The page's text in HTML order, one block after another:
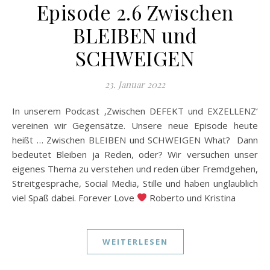
Episode 2.6 Zwischen
BLEIBEN und
SCHWEIGEN
23. Januar 2022
In unserem Podcast ‚Zwischen DEFEKT und EXZELLENZ‘
vereinen wir Gegensätze. Unsere neue Episode heute
heißt … Zwischen BLEIBEN und SCHWEIGEN What? Dann
bedeutet Bleiben ja Reden, oder? Wir versuchen unser
eigenes Thema zu verstehen und reden über Fremdgehen,
Streitgespräche, Social Media, Stille und haben unglaublich
viel Spaß dabei. Forever Love
Roberto und Kristina
WEITERLESEN